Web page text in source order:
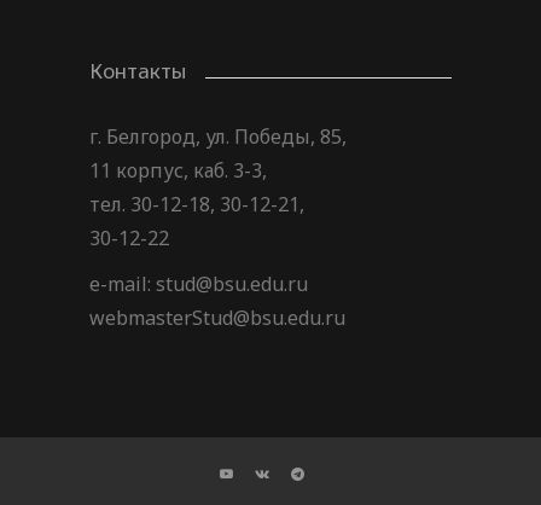
Контакты
г. Белгород, ул. Победы, 85,
11 корпус, каб. 3-3,
тел. 30-12-18, 30-12-21,
30-12-22
e-mail: stud@bsu.edu.ru
webmasterStud@bsu.edu.ru